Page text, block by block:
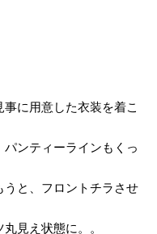
に用意した衣装を着こ
ンティーラインもくっ
うと、フロントチラさせ
見え状態に。。